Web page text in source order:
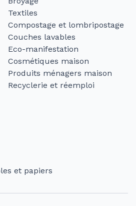
Textiles
Compostage et lombripostage
Couches lavables
Eco-manifestation
Cosmétiques maison
Produits ménagers maison
Recyclerie et réemploi
et papiers